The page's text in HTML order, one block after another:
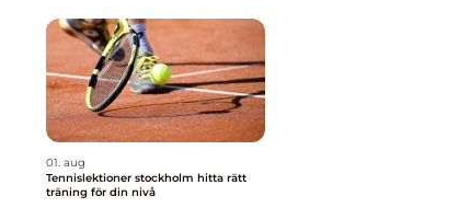
01. aug
Tennislektioner stockholm hitta rätt
träning för din nivå